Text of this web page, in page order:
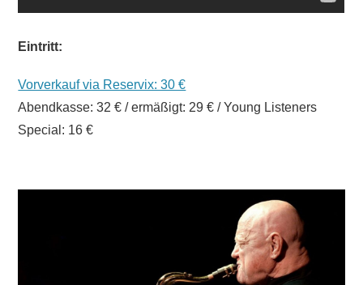
Eintritt:
Vorverkauf via Reservix: 30 €
Abendkasse: 32 € / ermäßigt: 29 € / Young Listeners
Special: 16 €